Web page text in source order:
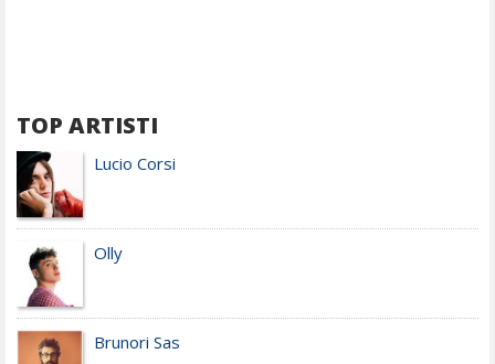
TOP ARTISTI
Lucio Corsi
Olly
Brunori Sas